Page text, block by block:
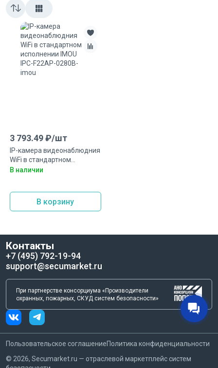
3 793.49₽/шт
IP-камера видеонаблюдния
WiFi в стандартном
исполнении IMOU IPC-
В наличии
В корзину
Контакты
+7 (495) 792-19-94
support@secumarket.ru
При партнерстве консорциума «Производители
охранных, пожарных, СКУД систем безопасности»
Пользовательское соглашениеПолитика конфиденциальности
© 2026, Secumarket.ru — отраслевой маркетплейс систем